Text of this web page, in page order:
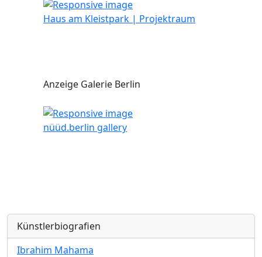
Haus am Kleistpark | Projektraum
Anzeige Galerie Berlin
nüüd.berlin gallery
Künstlerbiografien
Ibrahim Mahama